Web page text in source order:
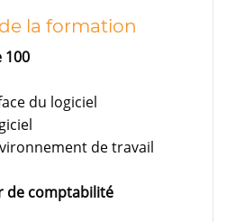
la formation
100
du logiciel
de travail
de comptabilité